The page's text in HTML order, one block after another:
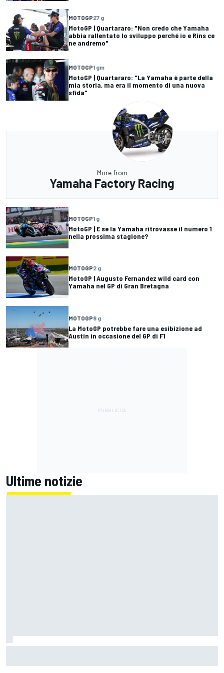
MOTOGP27 g
MotoGP | Quartararo: "Non credo che Yamaha
abbia rallentato lo sviluppo perché io e Rins ce
ne andremo"
MOTOGP1 gm
MotoGP | Quartararo: "La Yamaha è parte della
mia storia, ma era il momento di una nuova
sfida"
More from
Yamaha Factory Racing
MOTOGP1 g
MotoGP | E se la Yamaha ritrovasse il numero 1
nella prossima stagione?
MOTOGP2 g
MotoGP | Augusto Fernandez wild card con
Yamaha nel GP di Gran Bretagna
MOTOGP8 g
La MotoGP potrebbe fare una esibizione ad
Austin in occasione del GP di F1
Ultime notizie